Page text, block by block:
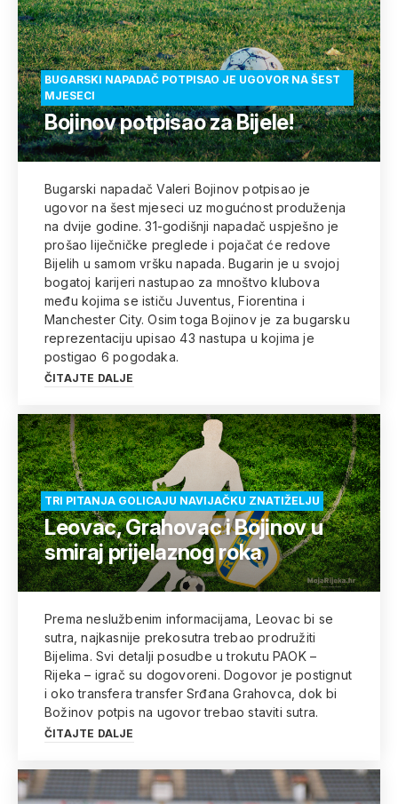
BUGARSKI NAPADAČ POTPISAO JE UGOVOR NA ŠEST
MJESECI
Bojinov potpisao za Bijele!
Bugarski napadač Valeri Bojinov potpisao je
ugovor na šest mjeseci uz mogućnost produženja
na dvije godine. 31-godišnji napadač uspješno je
prošao liječničke preglede i pojačat će redove
Bijelih u samom vršku napada. Bugarin je u svojoj
bogatoj karijeri nastupao za mnoštvo klubova
među kojima se ističu Juventus, Fiorentina i
Manchester City. Osim toga Bojinov je za bugarsku
reprezentaciju upisao 43 nastupa u kojima je
postigao 6 pogodaka.
ČITAJTE DALJE
TRI PITANJA GOLICAJU NAVIJAČKU ZNATIŽELJU
Leovac, Grahovac i Bojinov u
smiraj prijelaznog roka
Prema neslužbenim informacijama, Leovac bi se
sutra, najkasnije prekosutra trebao prodružiti
Bijelima. Svi detalji posudbe u trokutu PAOK –
Rijeka – igrač su dogovoreni. Dogovor je postignut
i oko transfera transfer Srđana Grahovca, dok bi
Božinov potpis na ugovor trebao staviti sutra.
ČITAJTE DALJE